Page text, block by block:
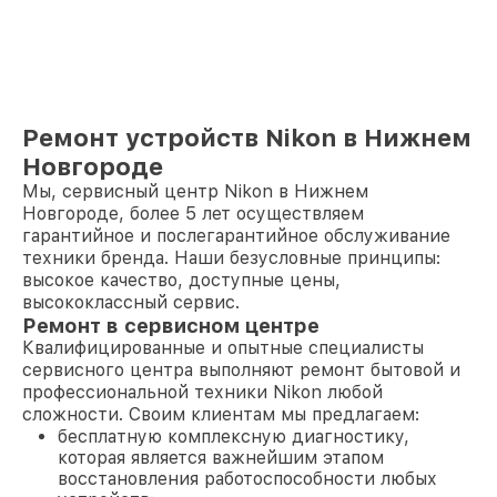
Ремонт устройств Nikon в Нижнем
Новгороде
Мы, сервисный центр Nikon в Нижнем
Новгороде, более 5 лет осуществляем
гарантийное и послегарантийное обслуживание
техники бренда. Наши безусловные принципы:
высокое качество, доступные цены,
высококлассный сервис.
Ремонт в сервисном центре
Квалифицированные и опытные специалисты
сервисного центра выполняют ремонт бытовой и
профессиональной техники Nikon любой
сложности. Своим клиентам мы предлагаем:
бесплатную комплексную диагностику,
которая является важнейшим этапом
восстановления работоспособности любых